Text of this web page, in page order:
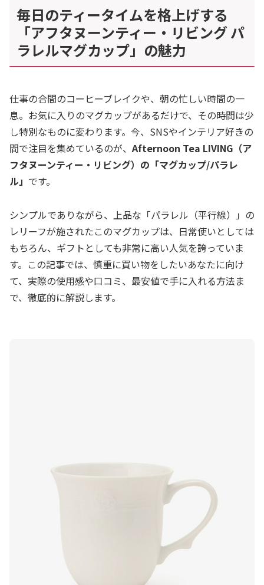
毎日のティータイムを格上げする
「アフタヌーンティー・リビング パ
ラレルマグカップ」の魅力
仕事の合間のコーヒーブレイクや、朝の忙しい時間の一
息。お気に入りのマグカップがあるだけで、その時間は少
し特別なものに変わります。今、SNSやインテリア好きの
間で注目を集めているのが、Afternoon Tea LIVING（ア
フタヌーンティー・リビング）の「マグカップ/パラレ
ル」 です。
シンプルでありながら、上品な「パラレル（平行線）」の
レリーフが施されたこのマグカップは、日常使いとしては
もちろん、ギフトとしても非常に高い人気を誇っていま
す。この記事では、慎重に買い物をしたいあなたに向け
て、実際の使用感や口コミ、最安値で手に入れる方法ま
で、徹底的に解説します。